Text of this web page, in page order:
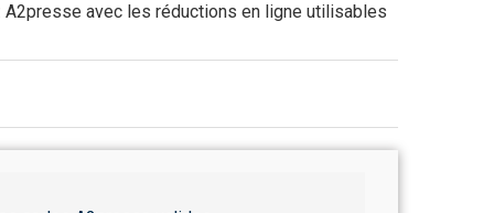
A2presse avec les réductions en ligne utilisables